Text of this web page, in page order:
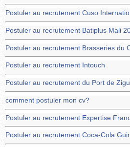
Postuler au recrutement Cuso
Postuler au recrutement Batiplus Mali
Postuler au recrutement Brasseries du
Postuler au recrutement Intouch
Postuler au recrutement du Port de
comment postuler mon cv?
Postuler au recrutement Expertise
Postuler au recrutement Coca-Cola